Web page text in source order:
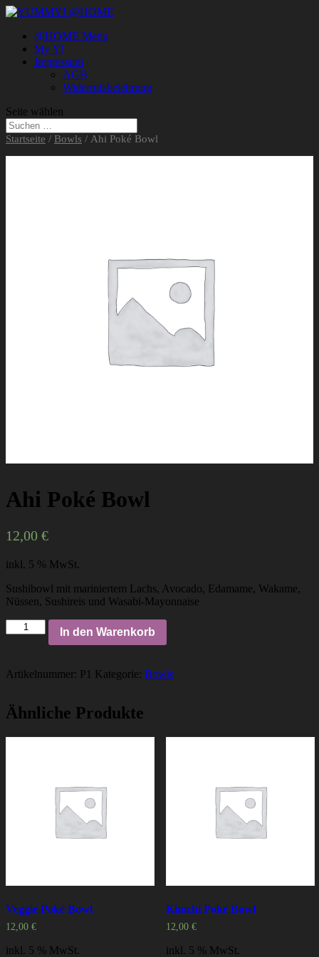
@HOME Menu
My Y!
Impressum
AGB
Widerrufsbelehrung
Seite wählen
Startseite / Bowls / Ahi Poké Bowl
Ahi Poké Bowl
12,00 €
inkl. 5 % MwSt.
Sushibowl mit mariniertem Lachs, Avocado, Edamame, Wakame,
Nüssen, Sushireis und Wasabi-Mayonnaise
Poké
In den Warenkorb
Artikelnummer: P1 Kategorie: Bowls
Ähnliche Produkte
Veggie Poké Bowl
12,00 €
inkl. 5 % MwSt.
Kimchi Poké Bowl
12,00 €
inkl. 5 % MwSt.